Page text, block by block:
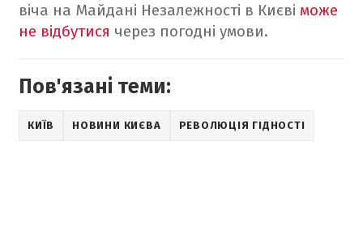
віча на Майдані Незалежності в Києві може
не відбутися через погодні умови.
Пов'язані теми:
КИЇВ НОВИНИ КИЄВА РЕВОЛЮЦІЯ ГІДНОСТІ